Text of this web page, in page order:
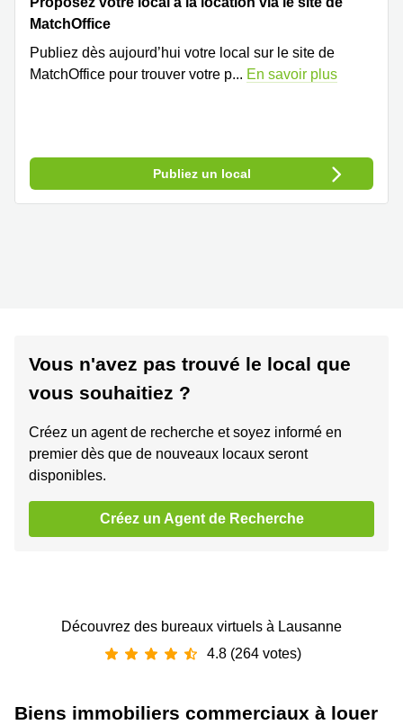
MatchOffice
Publiez dès aujourd’hui votre local sur le site de
MatchOffice pour trouver votre p... En savoir plus
Publiez un local
Vous n'avez pas trouvé le local que
vous souhaitiez ?
Créez un agent de recherche et soyez informé en
premier dès que de nouveaux locaux seront
disponibles.
Créez un Agent de Recherche
Découvrez des bureaux virtuels à Lausanne
4.8 (264 votes)
Biens immobiliers commerciaux à louer